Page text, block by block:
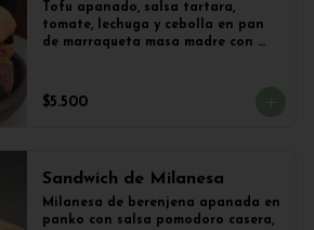
Tofu apanado, salsa tartara,
tomate, lechuga y cebolla en pan
de marraqueta masa madre con
$5.500
Sandwich de Milanesa
Milanesa de berenjena apanada en
panko con salsa pomodoro casera,